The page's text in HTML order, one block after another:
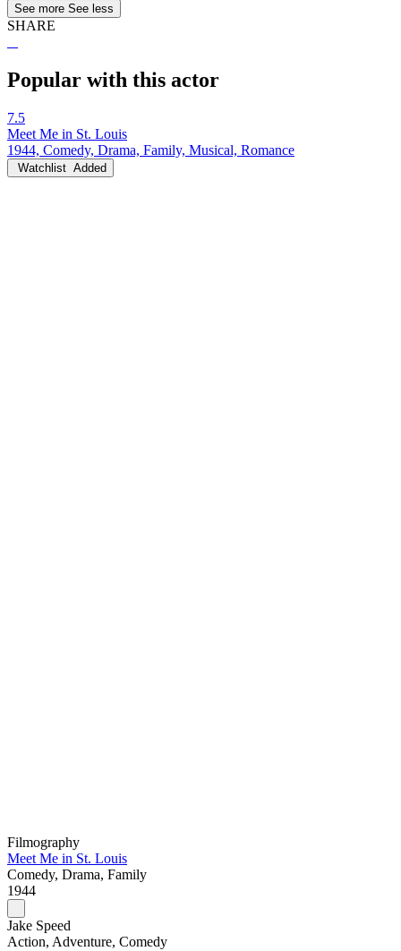
See more See less
SHARE
Popular with this actor
7.5
Meet Me in St. Louis
1944, Comedy, Drama, Family, Musical, Romance
Watchlist Added
Filmography
Meet Me in St. Louis
Comedy, Drama, Family
1944
Jake Speed
Action, Adventure, Comedy